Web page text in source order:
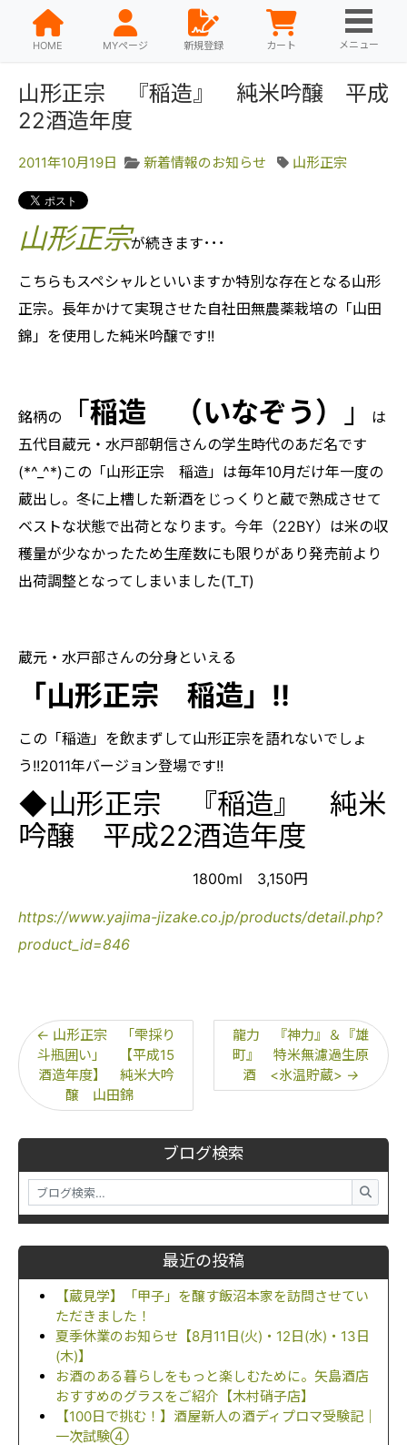
HOME MYページ 新規登録 カート メニュー
ブログ検索
最近の投稿
【蔵見学】「甲子」を醸す飯沼本家を訪問させてい
ただきました！
夏季休業のお知らせ【8月11日(火)・12日(水)・13日
(木)】
お酒のある暮らしをもっと楽しむために。矢島酒店
おすすめのグラスをご紹介【木村硝子店】
【100日で挑む！】酒屋新人の酒ディプロマ受験記｜
一次試験④
山形正宗 『稲造』 純米吟醸 平成
22酒造年度
2011年10月19日 新着情報のお知らせ 山形正宗
山形正宗が続きます･･･
こちらもスペシャルといいますか特別な存在となる山形
正宗。長年かけて実現させた自社田無農薬栽培の「山田
錦」を使用した純米吟醸です!!
銘柄の 「稲造 （いなぞう） 」
は
五代目蔵元・水戸部朝信さんの学生時代のあだ名です
(*^_^*)この「山形正宗 稲造」は毎年10月だけ年一度の
蔵出し。冬に上槽した新酒をじっくりと蔵で熟成させて
ベストな状態で出荷となります。今年（22BY）は米の収
穫量が少なかったため生産数にも限りがあり発売前より
出荷調整となってしまいました(T_T)
蔵元・水戸部さんの分身といえる
「山形正宗 稲造」!!
この「稲造」を飲まずして山形正宗を語れないでしょ
う!!2011年バージョン登場です!!
◆山形正宗 『稲造』 純米
吟醸 平成22酒造年度
1800ml 3,150円
https://www.yajima-jizake.co.jp/products/detail.php?
product_id=846
← 山形正宗 「雫採り
斗瓶囲い」 【平成15
酒造年度】 純米大吟
醸 山田錦
龍力 『神力』＆『雄
町』 特米無濾過生原
酒 <氷温貯蔵> →